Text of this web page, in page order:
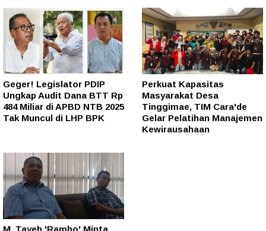
Geger! Legislator PDIP
Ungkap Audit Dana BTT Rp
484 Miliar di APBD NTB 2025
Tak Muncul di LHP BPK
Perkuat Kapasitas
Masyarakat Desa
Tinggimae, TIM Cara'de
Gelar Pelatihan Manajemen
Kewirausahaan
M. Tayeb 'Rambo' Minta